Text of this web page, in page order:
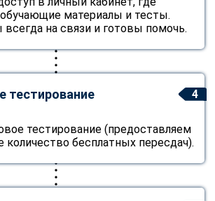
материалы и тесты.
на связи и готовы помочь.
4
тестирование
тестирование (предоставляем
количество бесплатных пересдач).